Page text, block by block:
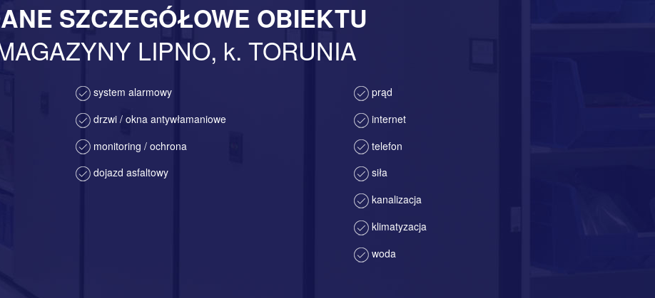
SZCZEGÓŁOWE OBIEKTU
LIPNO, k. TORUNIA
system alarmowy
drzwi / okna antywłamaniowe
monitoring / ochrona
dojazd asfaltowy
prąd
internet
telefon
siła
kanalizacja
klimatyzacja
woda